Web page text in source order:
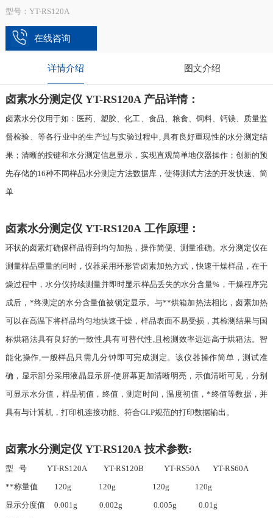
型号：YT-RS120A
在线咨询
详情介绍 图文介绍
卤素水分测定仪 YT-RS120A 产品详情：
卤素水分仪用于如：医药、塑胶、化工、食品、粮食、饲料、钙镁、质量监
督检验、等各行业中的生产过与实验过程中, 具有良好重现性的水分测定结
果；清晰的按键和水分测定信息显示，实现直观简单地仪器操作；创新的预
先存储的16种不同样品水分测定方法数据库，使得测试方法的开发快速、简
单
卤素水分测定仪 YT-RS120A 工作原理：
环状的卤素灯确保样品得到均匀加热，操作简便、测量准确。水分测定仪在
测量样品重量的同时，仪器采用环形管卤素加热方式，快速干燥样品，在干
燥过程中，水分仪持续测量并即时显示样品丢失的水分含量%，干燥程序完
成后，*终测定的水分含量值被锁定显示。与**烘箱加热法相比，卤素加热
可以在高温下将样品均匀地快速干燥，样品表面不易受损，其检测结果与国
标烘箱法具有良好的一致性,具有可替代性,且检测效率远远高于烘箱法。智
能化操作,一般样品只需几分钟即可完成测定。该仪器操作简单，测试准
确，显示部分采用液晶显示屏-使屏幕更加清晰明亮，示值清晰可见，分别
可显示水分值，样品初值，终值，测定时间，温度初值，*终值等数据，并
具有与计算机，打印机连接功能、符合GLP规范的打印数据输出。
卤素水分测定仪 YT-RS120A 技术参数:
型 号 YT-RS120A YT-RS120B YT-RS50A YT-RS60A
**称量值 120g 120g 120g 120g
显示分度值 0.001g 0.002g 0.005g 0.01g